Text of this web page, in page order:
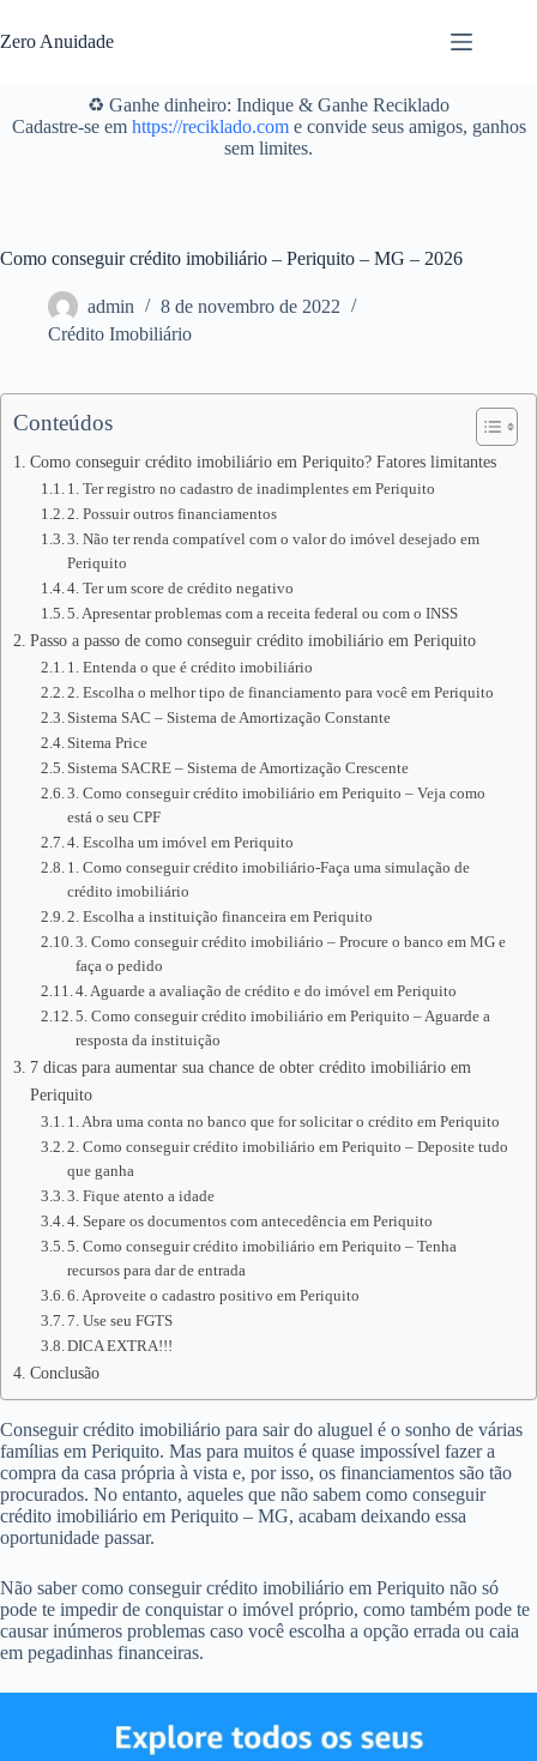
para
o
Zero Anuidade
♻️ Ganhe dinheiro: Indique & Ganhe Reciklado
Cadastre-se em https://reciklado.come convide seus amigos, ganhos
sem limites.
Como conseguir crédito imobiliário – Periquito – MG – 2026
admin
8 de novembro de 2022
Crédito Imobiliário
Conteúdos
Como conseguir crédito imobiliário em Periquito? Fatores limitantes
1. Ter registro no cadastro de inadimplentes em Periquito
2. Possuir outros financiamentos
3. Não ter renda compatível com o valor do imóvel desejado em
Periquito
4. Ter um score de crédito negativo
5. Apresentar problemas com a receita federal ou com o INSS
Passo a passo de como conseguir crédito imobiliário em Periquito
1. Entenda o que é crédito imobiliário
2. Escolha o melhor tipo de financiamento para você em Periquito
Sistema SAC – Sistema de Amortização Constante
Sitema Price
Sistema SACRE – Sistema de Amortização Crescente
3. Como conseguir crédito imobiliário em Periquito – Veja como
está o seu CPF
4. Escolha um imóvel em Periquito
1. Como conseguir crédito imobiliário-Faça uma simulação de
crédito imobiliário
2. Escolha a instituição financeira em Periquito
3. Como conseguir crédito imobiliário – Procure o banco em MG e
faça o pedido
4. Aguarde a avaliação de crédito e do imóvel em Periquito
5. Como conseguir crédito imobiliário em Periquito – Aguarde a
resposta da instituição
7 dicas para aumentar sua chance de obter crédito imobiliário em
Periquito
1. Abra uma conta no banco que for solicitar o crédito em Periquito
2. Como conseguir crédito imobiliário em Periquito – Deposite tudo
que ganha
3. Fique atento a idade
4. Separe os documentos com antecedência em Periquito
5. Como conseguir crédito imobiliário em Periquito – Tenha
recursos para dar de entrada
6. Aproveite o cadastro positivo em Periquito
7. Use seu FGTS
DICA EXTRA!!!
Conclusão
Conseguir crédito imobiliário para sair do aluguel é o sonho de várias
famílias em Periquito. Mas para muitos é quase impossível fazer a
compra da casa própria à vista e, por isso, os financiamentos são tão
procurados. No entanto, aqueles que não sabem como conseguir
crédito imobiliário em Periquito – MG, acabam deixando essa
oportunidade passar.
Não saber como conseguir crédito imobiliário em Periquito não só
pode te impedir de conquistar o imóvel próprio, como também pode te
causar inúmeros problemas caso você escolha a opção errada ou caia
em pegadinhas financeiras.